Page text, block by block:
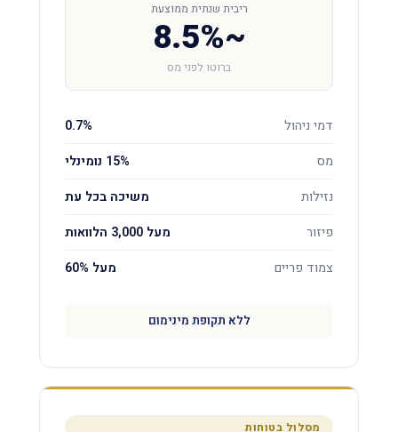
ריבית שנתית ממוצעת
~8.5%
ברוטו לפני מס
דמי ניהול
0.7%
מס
15% נומינלי
נזילות
משיכה בכל עת
פיזור
מעל 3,000 הלוואות
צמוד פריים
מעל 60%
ללא תקופת מינימום
מסלול בטוחות